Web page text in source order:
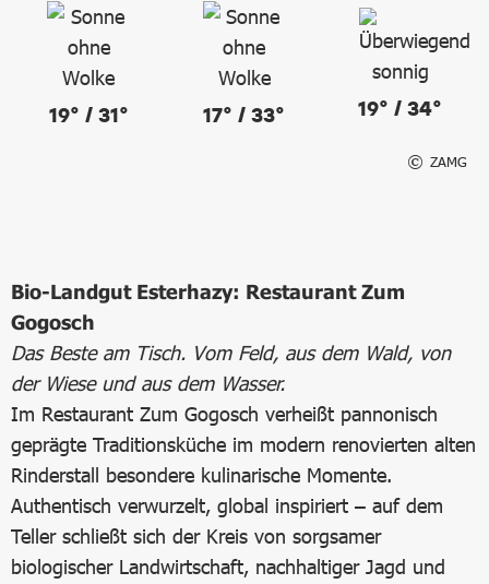
19° / 31° 17° / 33° 19° / 34°
ZAMG
Bio-Landgut Esterhazy: Restaurant Zum
Gogosch
Das Beste am Tisch. Vom Feld, aus dem Wald, von
der Wiese und aus dem Wasser.
Im Restaurant Zum Gogosch verheißt pannonisch
geprägte Traditionsküche im modern renovierten alten
Rinderstall besondere kulinarische Momente.
Authentisch verwurzelt, global inspiriert – auf dem
Teller schließt sich der Kreis von sorgsamer
biologischer Landwirtschaft, nachhaltiger Jagd und